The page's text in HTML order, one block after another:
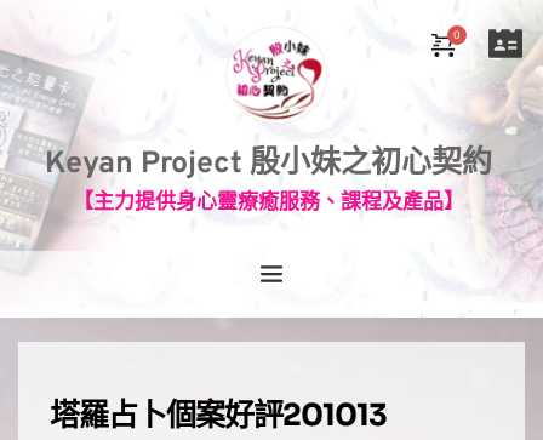
Keyan Project 殷小妹之初心契約
【主力提供身心靈療癒服務、課程及產品】
塔羅占卜個案好評201013